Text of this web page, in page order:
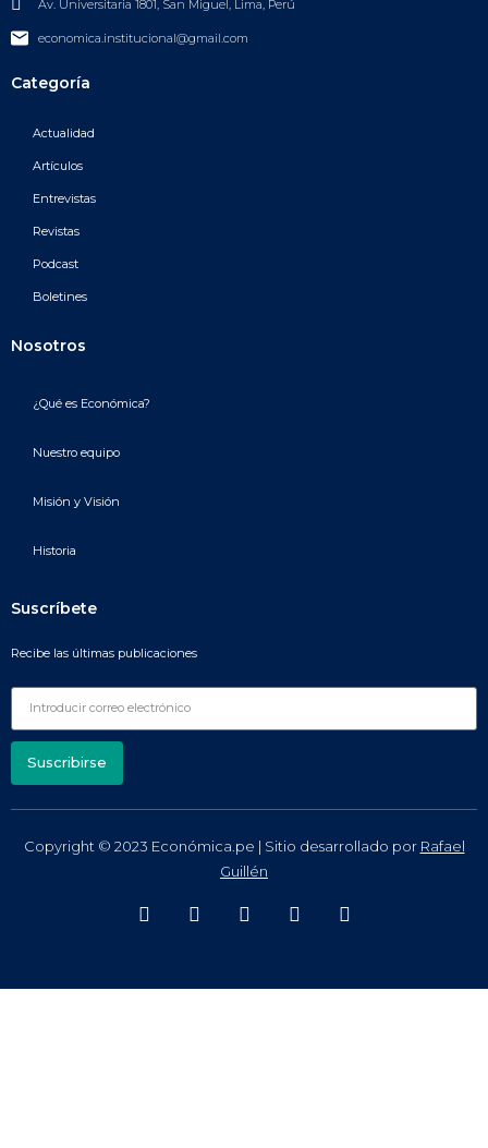
Av. Universitaria 1801, San Miguel, Lima, Perú
economica.institucional@gmail.com
Categoría
Actualidad
Artículos
Entrevistas
Revistas
Podcast
Boletines
Nosotros
¿Qué es Económica?
Nuestro equipo
Misión y Visión
Historia
Suscríbete
Recibe las últimas publicaciones
Suscribirse
Copyright © 2023 Económica.pe | Sitio desarrollado por Rafael
Guillén